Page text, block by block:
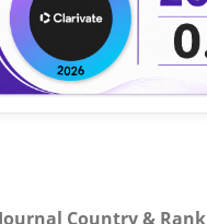
Country & Rank